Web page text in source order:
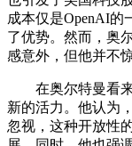
成本仅是OpenAI的
了优势。然而，奥
感意外，但他并不
在奥尔特曼看来
新的活力。他认为
忽视，这种开放性